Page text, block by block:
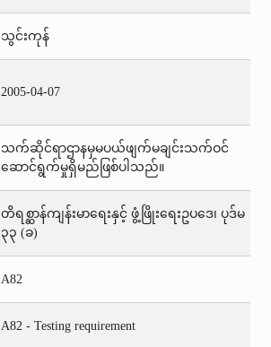
သွင်းကုန်
2005-04-07
သက်ဆိုင်ရာဌာနမှမပယ်ဖျက်မချင်းသက်ဝင်
ဆောင်ရွက်မှုရှိမည်ဖြစ်ပါသည်။
တိရစ္ဆာန်ကျန်းမာရေးနှင့် ဖွံ့ဖြိုးရေးဥပဒေ၊ ပုဒ်မ
၃၃ (ခ)
A82
A82 - Testing requirement